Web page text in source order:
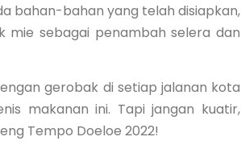
bahan-bahan yang telah disiapkan,
mie sebagai penambah selera dan
gerobak di setiap jalanan kota
makanan ini. Tapi jangan kuatir,
Tempo Doeloe 2022!